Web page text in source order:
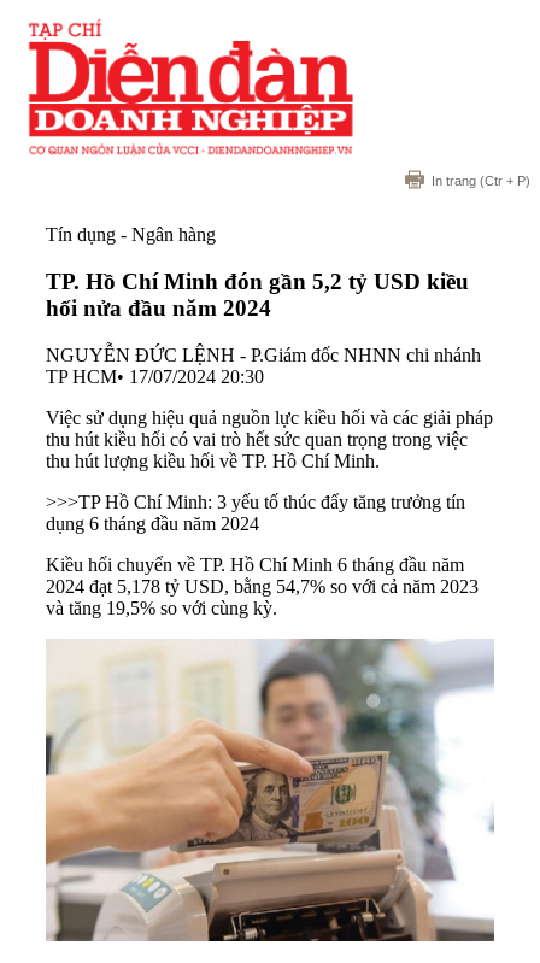
In trang (Ctr + P)
Tín dụng - Ngân hàng
TP. Hồ Chí Minh đón gần 5,2 tỷ USD kiều
hối nửa đầu năm 2024
NGUYỄN ĐỨC LỆNH - P.Giám đốc NHNN chi nhánh
TP HCM• 17/07/2024 20:30
Việc sử dụng hiệu quả nguồn lực kiều hối và các giải pháp
thu hút kiều hối có vai trò hết sức quan trọng trong việc
thu hút lượng kiều hối về TP. Hồ Chí Minh.
>>>TP Hồ Chí Minh: 3 yếu tố thúc đẩy tăng trưởng tín
dụng 6 tháng đầu năm 2024
Kiều hối chuyển về TP. Hồ Chí Minh 6 tháng đầu năm
2024 đạt 5,178 tỷ USD, bằng 54,7% so với cả năm 2023
và tăng 19,5% so với cùng kỳ.